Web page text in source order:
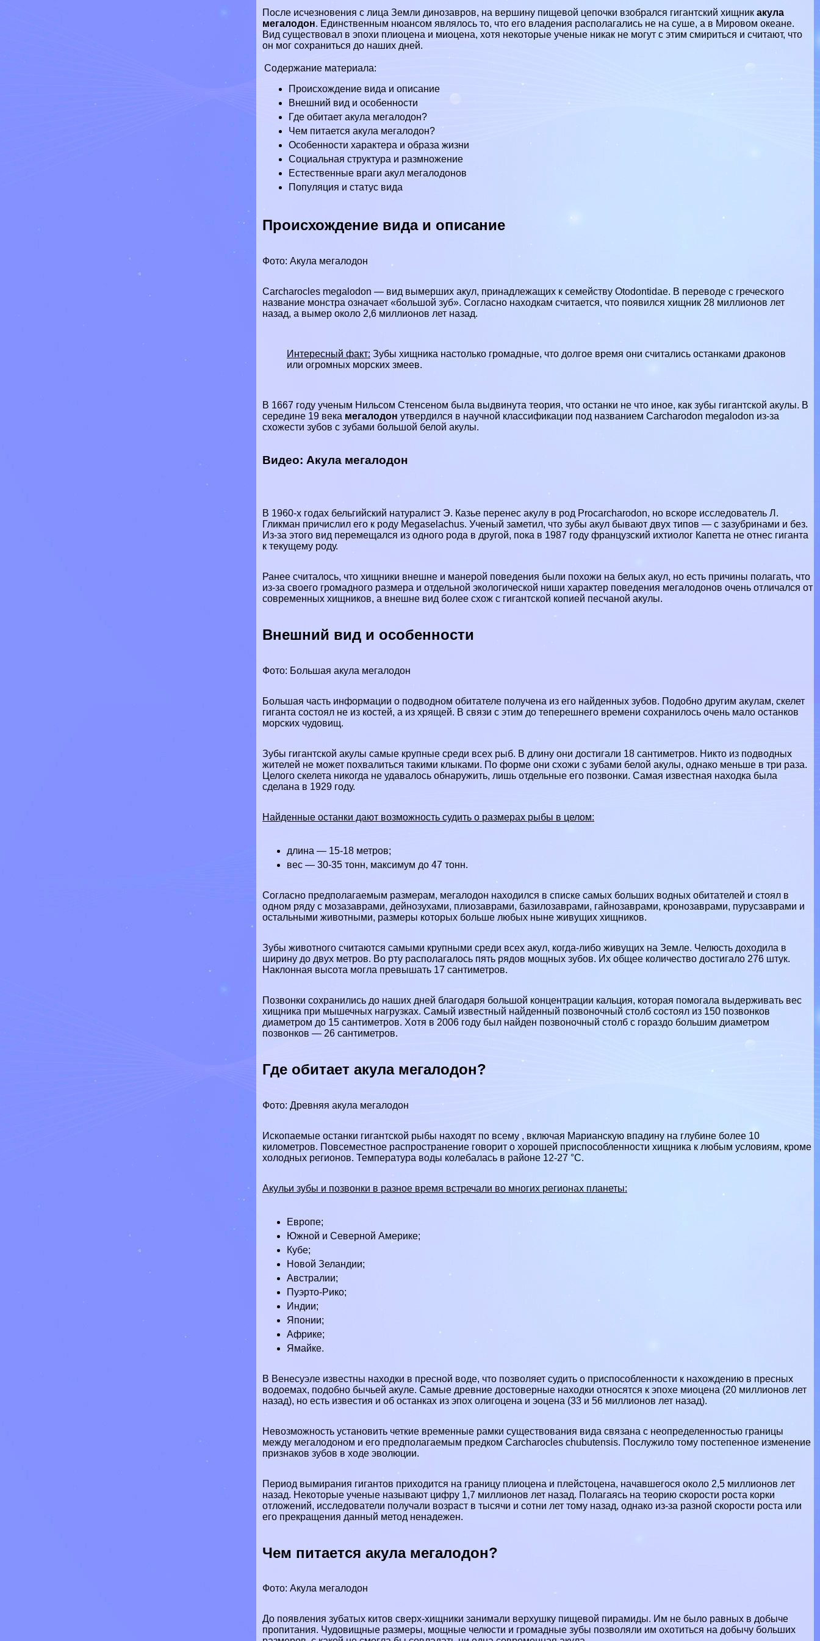
После исчезновения с лица Земли динозавров, на вершину пищевой цепочки взобрался гигантский хищникакула
мегалодон. Единственным нюансом являлось то, что его владения располагались не на суше, а в Мировомокеане.
Вид существовал в эпохи плиоцена и миоцена, хотя некоторые ученые никак не могут с этим смириться и считают, что
он мог сохраниться до наших дней.
Содержание материала:
Происхождение вида и описание
Внешний вид и особенности
Где обитает акула мегалодон?
Чем питается акула мегалодон?
Особенности хаpaктера и образа жизни
Социальная структура и размножение
Естественные враги акул мегалодонов
Популяция и статус вида
Происхождение вида и описание
Фото: Акула мегалодон
Carcharocles megalodon — вид вымершихакул, принадлежащих к семейству Otodontidae. В переводе с греческого
название монстра означает «большой зуб». Согласно находкам считается, что появился хищник 28 миллионов лет
назад, а вымер около 2,6 миллионов лет назад.
Интересный факт: Зубы хищника настолько громадные, что долгое время они считались останками дpaконов
или огромных морских змеев.
В 1667 году ученым Нильсом Стенсеном была выдвинута теория, что останки не что иное, как зубы гигантской акулы. В
середине 19 века мегалодон утвердился в научной классификации под названием Carcharodon megalodon из-за
схожести зубов с зубами большой белой акулы.
Видео: Акула мегалодон
В 1960-х годах бельгийский натуралист Э. Казье перенес акулу в род Procarcharodon, но вскоре исследователь Л.
Гликман причислил его к роду Megaselachus. Ученый заметил, что зубы акул бывают двух типов — с зазубринами и без.
Из-за этого вид перемещался из одного рода в другой, пока в 1987 году французский ихтиолог Капетта не отнес гиганта
к текущему роду.
Ранее считалось, что хищники внешне и манерой поведения были похожи на белых акул, но есть причины полагать, что
из-за своего громадного размера и отдельной экологической ниши хаpaктер поведения мегалодонов очень отличался от
современных хищников, а внешне вид более схож с гигантской копией песчаной акулы.
Внешний вид и особенности
Фото: Большая акула мегалодон
Большая часть информации о подводном обитателе получена из его найденных зубов. Подобно другим акулам, скелет
гиганта состоял не из костей, а из хрящей. В связи с этим до теперешнего времени сохранилось очень мало останков
морских чудовищ.
Зубы гигантской акулы самые крупные среди всех рыб. В длину они достигали 18 сантиметров. Никто из подводных
жителей не может похвалиться такими клыками. По форме они схожи с зубами белой акулы, однако меньше в три раза.
Целого скелета никогда не удавалось обнаружить, лишь отдельные его позвонки. Самая известная находка была
сделана в 1929 году.
Найденные останки дают возможность судить о размерах рыбы в целом:
длина — 15-18 метров;
вес — 30-35 тонн, максимум до 47 тонн.
Согласно предполагаемым размерам, мегалодон находился в списке самых больших водных обитателей и стоял в
одном ряду с мозазаврами, дейнозухами, плиозаврами, базилозаврами, гайнозаврами, кронозаврами, пурусзаврами и
остальными животными, размеры которых больше любых ныне живущих хищников.
Зубы животного считаются самыми крупными среди всех акул, когда-либо живущих на Земле. Челюсть доходила в
ширину до двух метров. Во рту располагалось пять рядов мощных зубов. Их общее количество достигало 276 штук.
Наклонная высота могла превышать 17 сантиметров.
Позвонки сохранились до наших дней благодаря большой концентрации кальция, которая помогала выдерживать вес
хищника при мышечных нагрузках. Самый известный найденный позвоночный столб состоял из 150 позвонков
диаметром до 15 сантиметров. Хотя в 2006 году был найден позвоночный столб с гораздо большим диаметром
позвонков — 26 сантиметров.
Где обитает акула мегалодон?
Фото: Древняя акула мегалодон
Ископаемые останки гигантской рыбы находят по всему , включая Марианскую впадину на глубине более 10
километров. Повсеместное распространение говорит о хорошей приспособленности хищника к любым условиям, кроме
холодных регионов. Температура воды колeбaлась в районе 12-27 °C.
Акульи зубы и позвонки в разное время встречали во многих регионах планеты:
Европе;
Южной иСеверной Америке;
Кубе;
Новой Зеландии;
Австралии;
Пуэрто-Рико;
Индии;
Японии;
Африке;
Ямайке.
В Венесуэле известны находки в пресной воде, что позволяет судить о приспособленности к нахождению в пресных
водоемах, подобно бычьей акуле. Самые древние достоверные находки относятся к эпохе миоцена (20 миллионов лет
назад), но есть известия и об останках из эпох олигоцена и эоцена (33 и 56 миллионов лет назад).
Невозможность установить четкие временные рамки существования вида связана с неопределенностью границы
между мегалодоном и его предполагаемым предком Carcharocles chubutensis. Послужило тому постепенное изменение
признаков зубов в ходе эволюции.
Период вымирания гигантов приходится на границу плиоцена и плейстоцена, начавшегося около 2,5 миллионов лет
назад. Некоторые ученые называют цифру 1,7 миллионов лет назад. Полагаясь на теорию скорости роста корки
отложений, исследователи получали возраст в тысячи и сотни лет тому назад, однако из-за разной скорости роста или
его прекращения данный метод ненадежен.
Чем питается акула мегалодон?
Фото: Акула мегалодон
До появления зубатых китов сверх-хищники занимали верхушку пищевой пирамиды. Им не было равных в добыче
пропитания. Чудовищные размеры, мощные челюсти и громадные зубы позволяли им охотиться на добычу больших